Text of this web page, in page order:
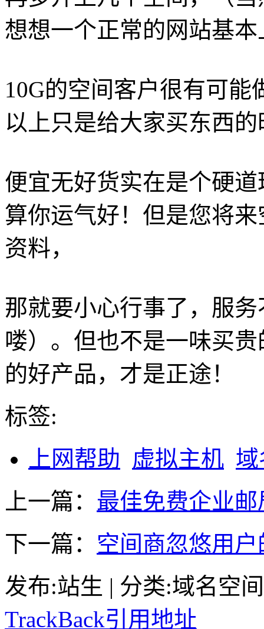
想想一个正常的网站基
10G的空间客户很有可
以上只是给大家买东西
便宜无好货实在是个硬
算你运气好！但是您将
资料，
那就要小心行事了，服
喽）。但也不是一味买
的好产品，才是正途！
标签:
上网帮助 虚拟主机
上一篇： 最佳免费企业
下一篇： 空间商忽悠用
发布:站生 | 分类:域名空
TrackBack引用地址